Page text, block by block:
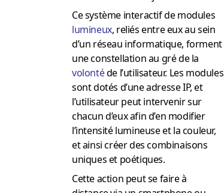
Ce système interactif de modules
lumineux, reliés entre eux au sein
d’un réseau informatique, forment
une constellation au gré de la
volontéde l’utilisateur. Les modules
sont dotés d’une adresse IP, et
l’utilisateur peut intervenir sur
chacun d’eux afin d’en modifier
l’intensité lumineuse et la couleur,
et ainsi créer des combinaisons
uniques et poétiques.
Cette action peut se faire à